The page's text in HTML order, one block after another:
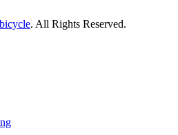
. All Rights Reserved.